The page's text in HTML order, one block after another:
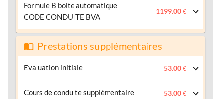
Formule B boite automatique
CODE CONDUITE BVA
1199.00 €
Prestations supplémentaires
Evaluation initiale 53.00 €
Cours de conduite supplémentaire 53.00 €